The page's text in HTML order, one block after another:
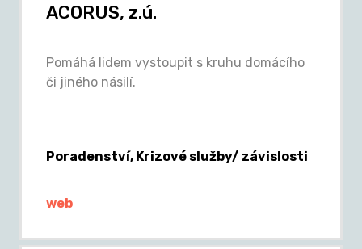
ACORUS, z.ú.
Pomáhá lidem vystoupit s kruhu domácího
či jiného násilí.
Poradenství, Krizové služby/ závislosti
web